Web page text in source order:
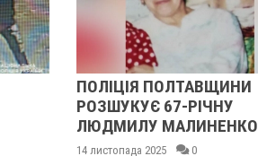
ПОЛІЦІЯ ПОЛТАВЩИНИ
РОЗШУКУЄ 67-РІЧНУ
ЛЮДМИЛУ МАЛИНЕНКО
14 листопада 2025 0